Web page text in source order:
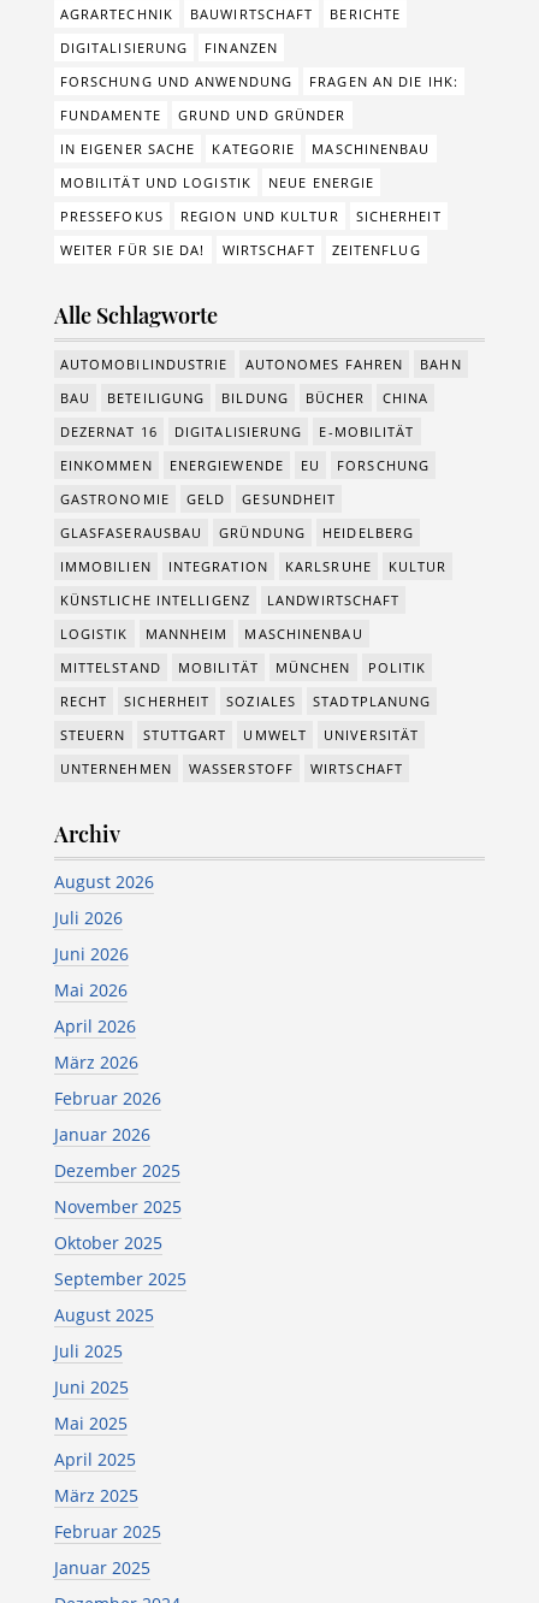
AGRARTECHNIK BAUWIRTSCHAFT
BERICHTE
DIGITALISIERUNG
FINANZEN
FORSCHUNG UND ANWENDUNG
FRAGEN AN DIE IHK:
FUNDAMENTE
GRUND UND GRÜNDER
IN EIGENER SACHE
KATEGORIE
MASCHINENBAU
MOBILITÄT UND LOGISTIK
NEUE ENERGIE
PRESSEFOKUS
REGION UND KULTUR
SICHERHEIT
WEITER FÜR SIE DA!
WIRTSCHAFT ZEITENFLUG
Alle Schlagworte
AUTOMOBILINDUSTRIE AUTONOMES FAHREN
BAHN
BAU
BETEILIGUNG BILDUNG BÜCHER
CHINA
DEZERNAT 16
DIGITALISIERUNG
E-MOBILITÄT
EINKOMMEN
ENERGIEWENDE EU
FORSCHUNG
GASTRONOMIE
GELD
GESUNDHEIT
GLASFASERAUSBAU
GRÜNDUNG
HEIDELBERG
IMMOBILIEN
INTEGRATION KARLSRUHE
KULTUR
KÜNSTLICHE INTELLIGENZ
LANDWIRTSCHAFT
LOGISTIK
MANNHEIM
MASCHINENBAU
MITTELSTAND
MOBILITÄT MÜNCHEN
POLITIK
RECHT
SICHERHEIT SOZIALES
STADTPLANUNG
STEUERN
STUTTGART UMWELT
UNIVERSITÄT
UNTERNEHMEN
WASSERSTOFF WIRTSCHAFT
Archiv
August 2026
Juli 2026
Juni 2026
Mai 2026
April 2026
März 2026
Februar 2026
Januar 2026
Dezember 2025
November 2025
Oktober 2025
September 2025
August 2025
Juli 2025
Juni 2025
Mai 2025
April 2025
März 2025
Februar 2025
Januar 2025